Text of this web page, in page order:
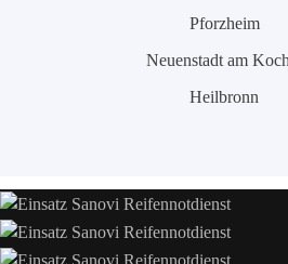
Pforzheim
Neuenstadt am
Heilbronn